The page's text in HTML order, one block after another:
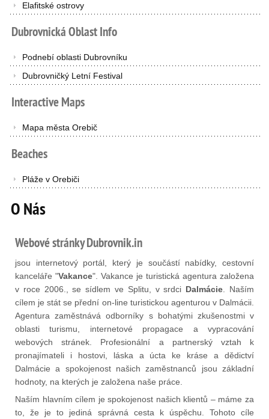
Elafitské ostrovy
DubrovnickáOblastInfo
Podnebí oblasti Dubrovníku
Dubrovničký Letní Festival
InteractiveMaps
Mapa města Orebič
Beaches
Pláže v Orebiči
O Nás
Webové stránky Dubrovnik.in
jsou internetový portál, který je součástí nabídky, cestovní
kanceláře "Vakance". Vakance je turistická agentura založena
v roce 2006., se sídlem ve Splitu, v srdci Dalmácie . Naším
cílem je stát se přední on-line turistickou agenturou v Dalmácii.
Agentura zaměstnává odborníky s bohatými zkušenostmi v
oblasti turismu, internetové propagace a vypracování
webových stránek. Profesionální a partnerský vztah k
pronajímateli i hostovi, láska a úcta ke kráse a dědictví
Dalmácie a spokojenost našich zaměstnanců jsou základní
hodnoty, na kterých je založena naše práce.
Naším hlavním cílem je spokojenost našich klientů – máme za
to, že je to jediná správná cesta k úspěchu. Tohoto cíle